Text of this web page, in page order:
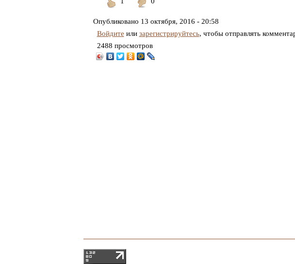
понравилось
Опубликовано 13 октября, 2016 - 20:58
Войдите или зарегистрируйтесь, чтобы отправлять
2488 просмотров